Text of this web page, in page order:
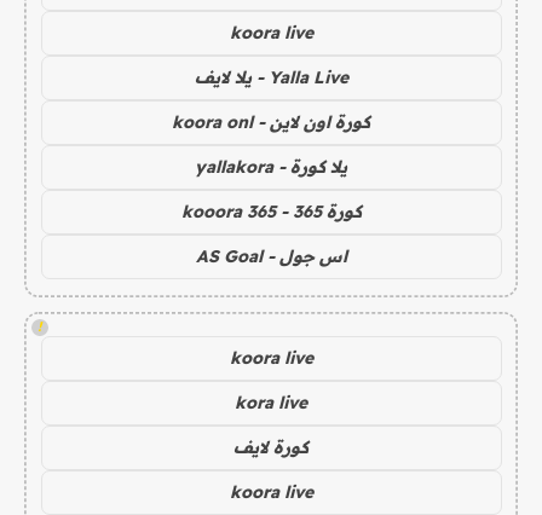
koora live
Yalla Live - يلا لايف
كورة اون لاين - koora onl
يلا كورة - yallakora
كورة 365 - kooora 365
اس جول - AS Goal
!
koora live
kora live
كورة لايف
koora live